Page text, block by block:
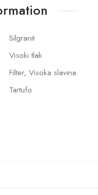
Silgranit
Visoki tlak
Filter, Visoka slavina
Tartufo